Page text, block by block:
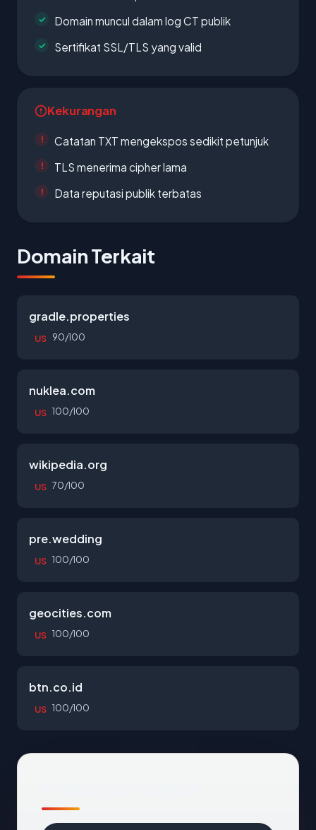
Domain muncul dalam log CT publik
Sertifikat SSL/TLS yang valid
Kekurangan
Catatan TXT mengekspos sedikit petunjuk
TLS menerima cipher lama
Data reputasi publik terbatas
Domain Terkait
gradle.properties
US 90/100
nuklea.com
US 100/100
wikipedia.org
US 70/100
pre.wedding
US 100/100
geocities.com
US 100/100
btn.co.id
US 100/100